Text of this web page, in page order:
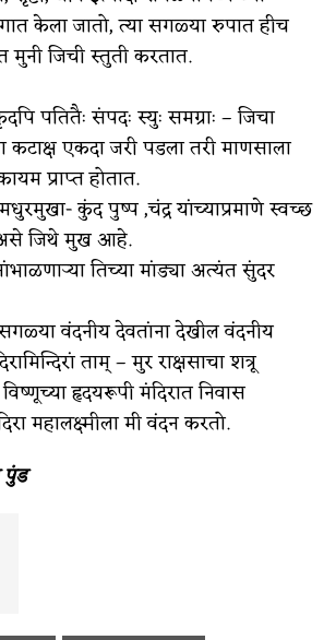
– इतिहासात घडलेल्या महत्त्वाच्या घटना
: खंडू रांगणेकर
कथा
खटलं – संयुक्त कुटुंब का गरजेचं?
केला जातो, त्या सगळ्या रुपात हीच
जिची स्तुती करतात.
पतितैः संपदः स्युः समग्राः – जिचा
एकदा जरी पडला तरी माणसाला
प्राप्त होतात.
कुंद पुष्प ,चंद्र यांच्याप्रमाणे स्वच्छ
जिथे मुख आहे.
तिच्या मांड्या अत्यंत सुंदर
वंदनीय देवतांना देखील वंदनीय
ताम् – मुर राक्षसाचा शत्रू
हृदयरूपी मंदिरात निवास
महालक्ष्मीला मी वंदन करतो.
पुंड